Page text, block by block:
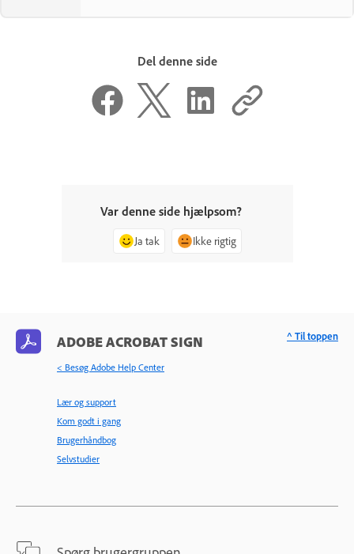
Del denne side
Var denne side hjælpsom?
Ja tak Ikke rigtig
ADOBE ACROBAT SIGN
< Besøg Adobe Help Center
Lær og support
Kom godt i gang
Brugerhåndbog
Selvstudier
^ Til toppen